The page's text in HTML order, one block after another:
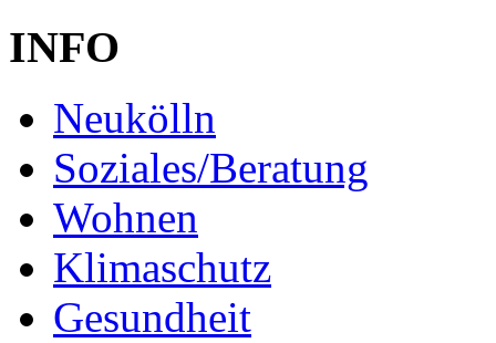
INFO
Neukölln
Soziales/Beratung
Wohnen
Klimaschutz
Gesundheit